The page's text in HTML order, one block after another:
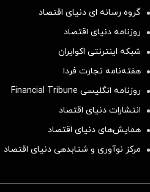
گروه رسانه ای دنیای اقتصاد
روزنامه دنیای اقتصاد
شبکه اینترنتی اکوایران
هفته‌نامه تجارت فردا
روزنامه انگلیسی Financial Tribune
انتشارات دنیای اقتصاد
همایش‌های دنیای اقتصاد
مرکز نوآوری و شتابدهی دنیای اقتصاد